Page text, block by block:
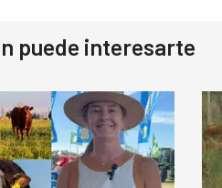
puede interesarte